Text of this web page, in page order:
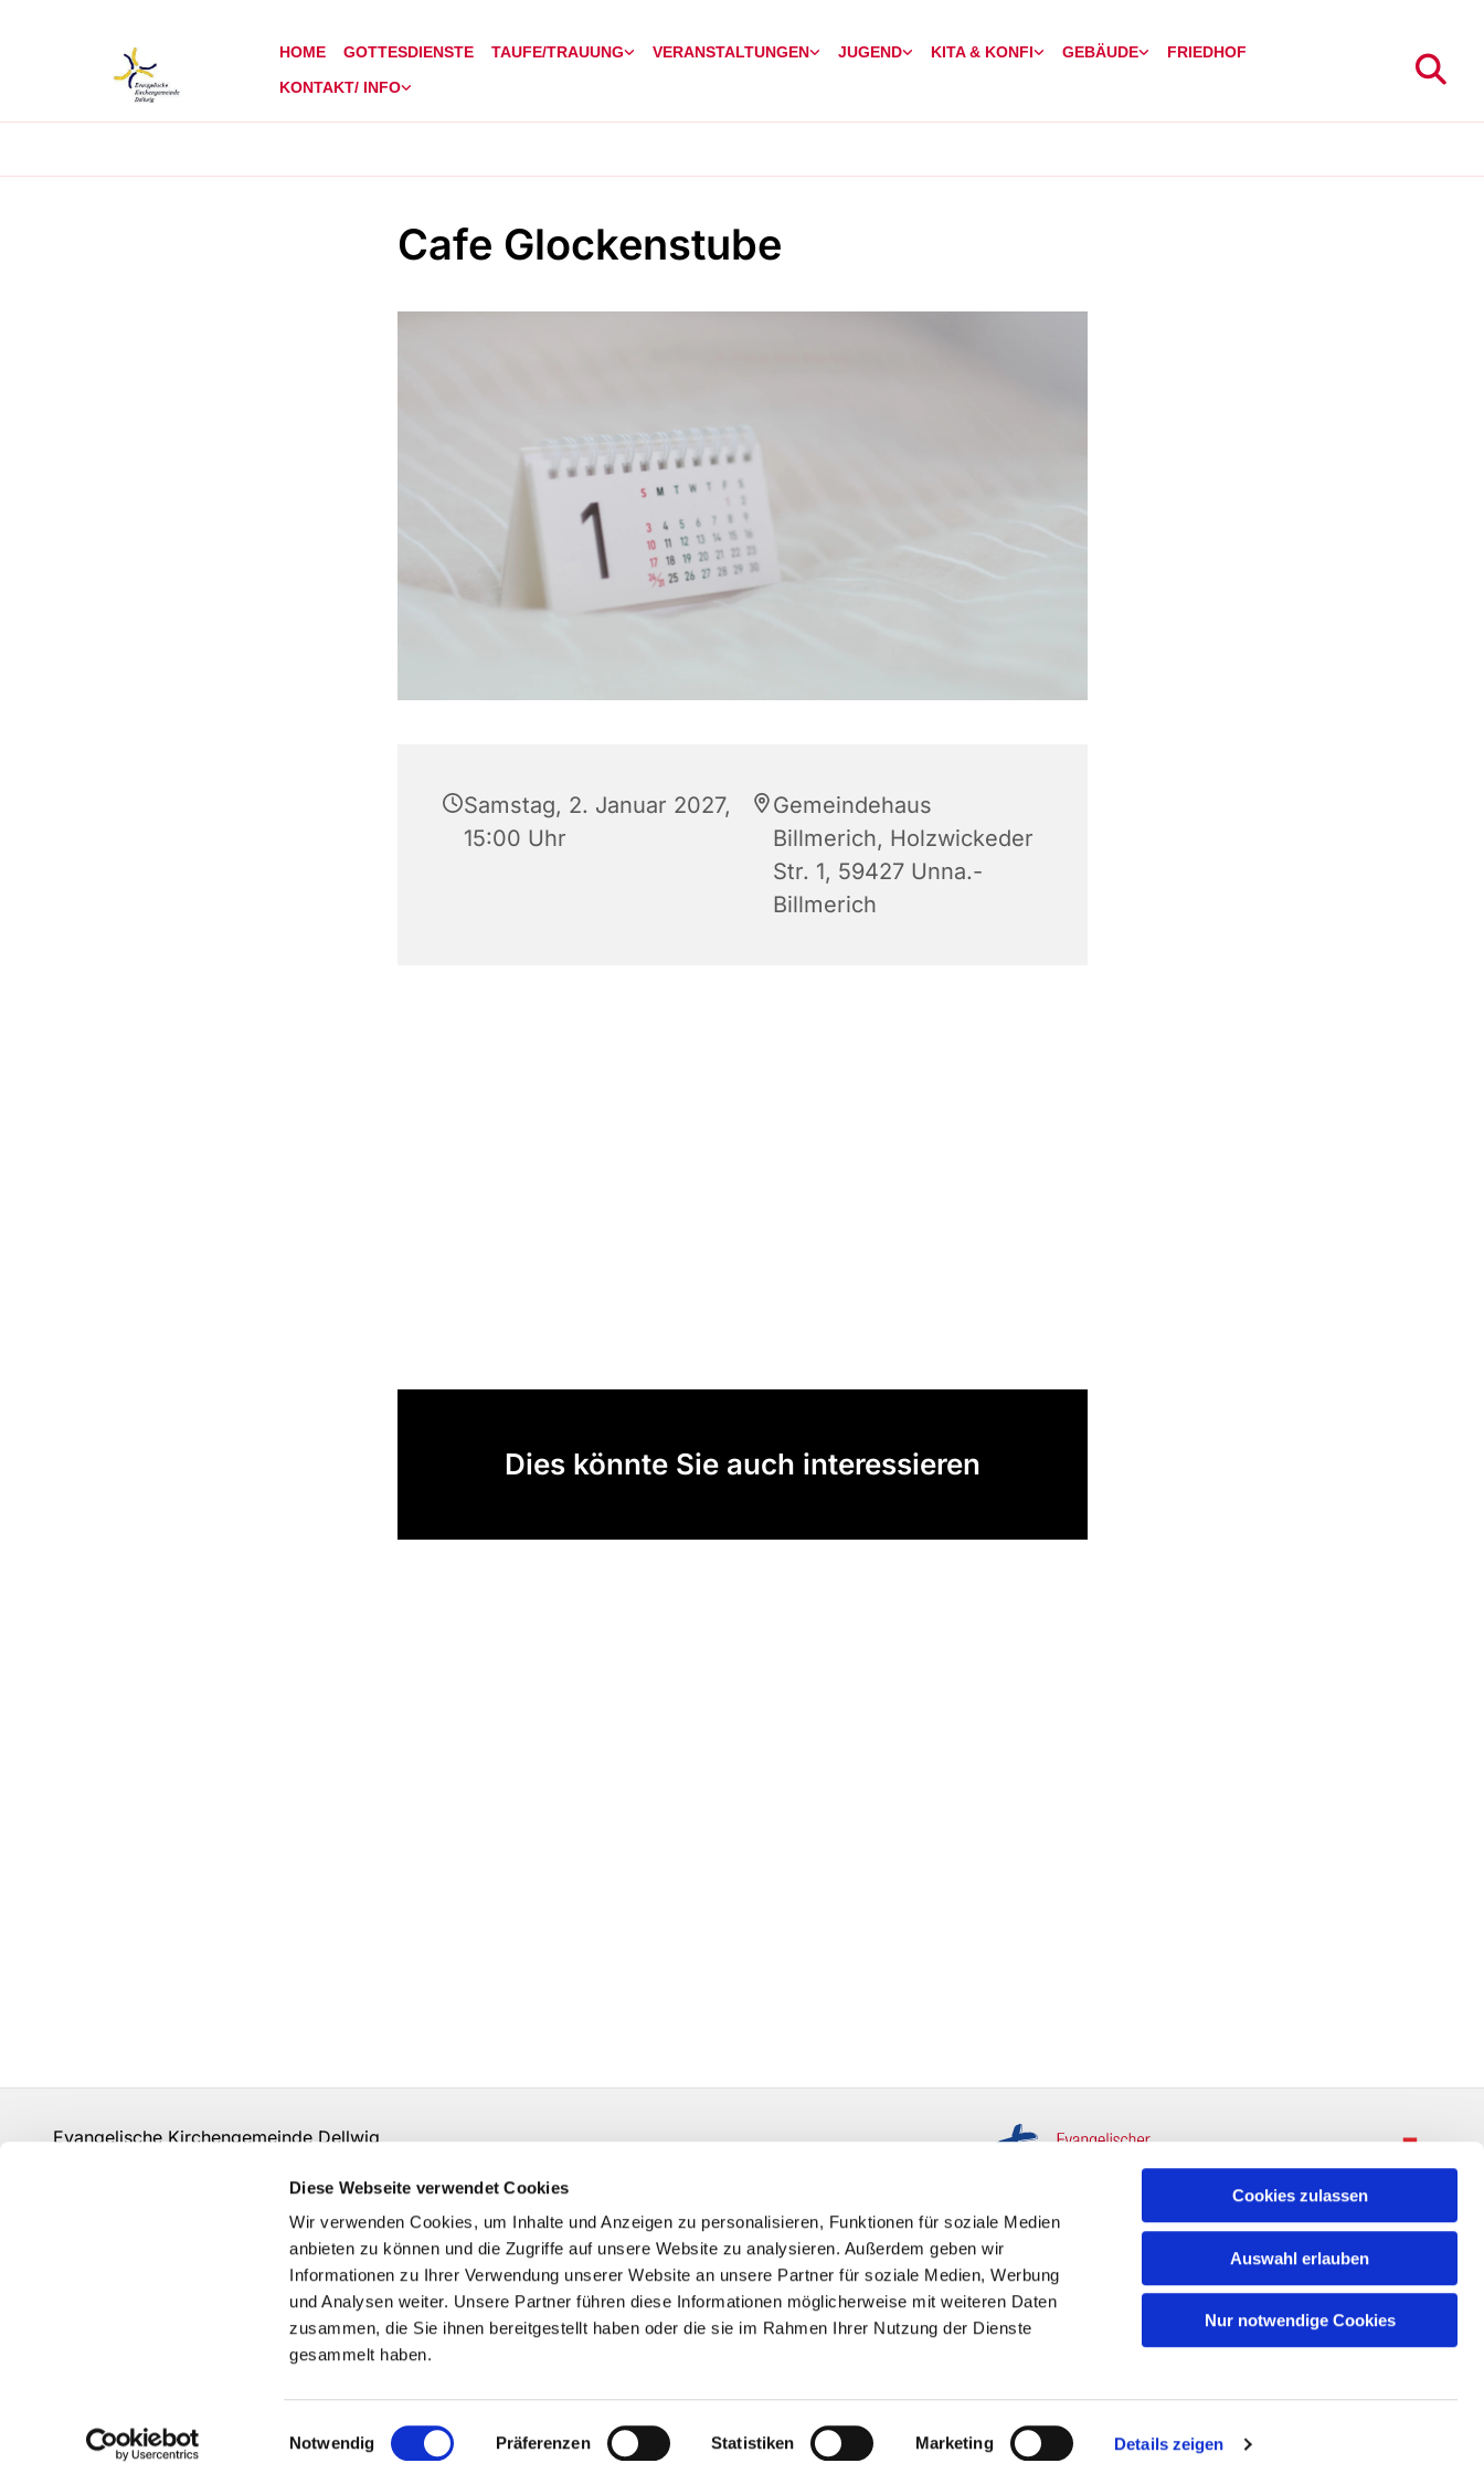
Diese Webseite verwendet Cookies
Wir verwenden Cookies, um Inhalte und Anzeigen zu personalisieren, Funktionen für soziale Medien
anbieten zu können und die Zugriffe auf unsere Website zu analysieren. Außerdem geben wir
Informationen zu Ihrer Verwendung unserer Website an unsere Partner für soziale Medien, Werbung
und Analysen weiter. Unsere Partner führen diese Informationen möglicherweise mit weiteren Daten
zusammen, die Sie ihnen bereitgestellt haben oder die sie im Rahmen Ihrer Nutzung der Dienste
gesammelt haben.
Einwilligungsauswahl
Notwendig Präferenzen Statistiken Marketing Details zeigen
Cookies zulassen
Auswahl erlauben
Nur notwendige Cookies
HOME GOTTESDIENSTE TAUFE/TRAUUNG VERANSTALTUNGEN JUGEND KITA & KONFI GEBÄUDE
FRIEDHOF
KONTAKT/ INFO
Cafe Glockenstube
Samstag, 2. Januar 2027,
15:00 Uhr
Gemeindehaus
Billmerich, Holzwickeder
Str. 1, 59427 Unna.-
Billmerich
Dies könnte Sie auch interessieren
Evangelische Kirchengemeinde Dellwig
Grundsätze der Datenverarbeitung